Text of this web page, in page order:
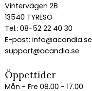
Vintervägen 2B
13540 TYRESÖ
Tel.: 08-52 22 40 30
E-post: info@acandia.se
support@acandia.se
Öppettider
Mån - Fre 08.00 - 17.00